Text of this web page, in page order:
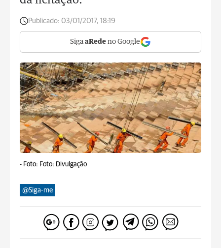
Publicado: 03/01/2017, 18:19
Siga aRede no Google
- Foto: Foto: Divulgação
@Siga-me